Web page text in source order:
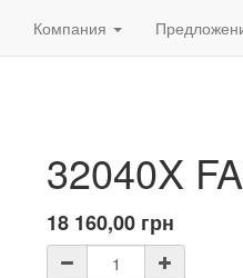
Компания
32040X
18 160,00 грн